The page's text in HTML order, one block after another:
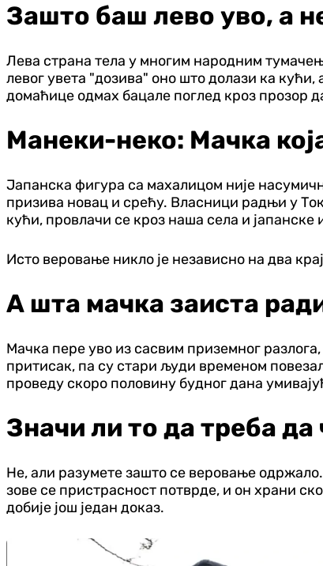
Зашто баш лево уво, а
Лева страна тела у многим народним
левог увета "дозива" оно што долази ка кући,
домаћице одмах бацале поглед кроз прозор
Манеки-неко: Мачка
Јапанска фигура са махалицом није
призива новац и срећу. Власници радњи у
кући, провлачи се кроз наша села и
Исто веровање никло је независно на два
А шта мачка заиста
Мачка пере уво из сасвим приземног
притисак, па су стари људи временом
проведу скоро половину будног дана
Значи ли то да треба да
Не, али разумете зашто се веровање
зове се пристрасност потврде, и он храни
добије још један доказ.